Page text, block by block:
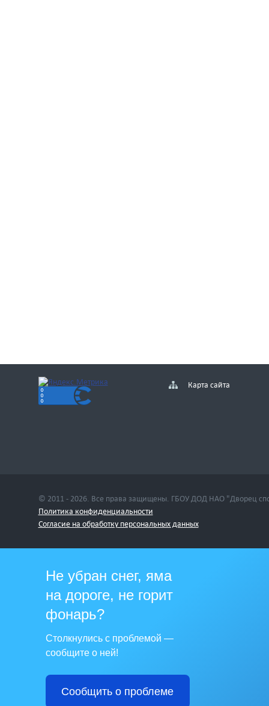
Карта сайта
© 2011 - 2026. Все права защищены. ГБОУ ДОД НАО "Дворец
Политика конфиденциальности
Cогласие на обработку персональных данных
Не убран снег, яма
на дороге, не горит
фонарь?
Столкнулись с проблемой —
сообщите о ней!
Сообщить о проблеме